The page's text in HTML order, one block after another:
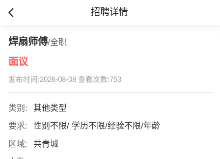
招聘详情
焊扇师傅/全职
面议
发布时间:2026-08-08 查看次数:753
类别:
其他类型
要求:
性别不限/ 学历不限/经验不限/年龄
区域:
共青城